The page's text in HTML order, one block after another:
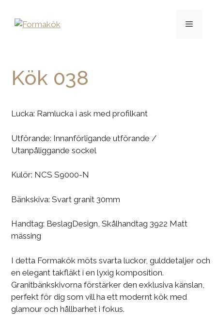
Kök 038
Lucka: Ramlucka i ask med profilkant
Utförande: Innanförligande utförande /
Utanpåliggande sockel
Kulör: NCS S9000-N
Bänkskiva: Svart granit 30mm
Handtag: BeslagDesign, Skålhandtag 3922 Matt
mässing
I detta Formakök möts svarta luckor, gulddetaljer och
en elegant takfläkt i en lyxig komposition.
Granitbänkskivorna förstärker den exklusiva känslan,
perfekt för dig som vill ha ett modernt kök med
glamour och hållbarhet i fokus.